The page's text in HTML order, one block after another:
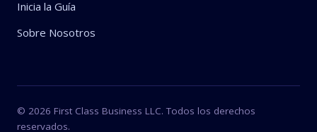
Inicia la Guía
Sobre Nosotros
© 2026 First Class Business LLC. Todos los derechos
reservados.